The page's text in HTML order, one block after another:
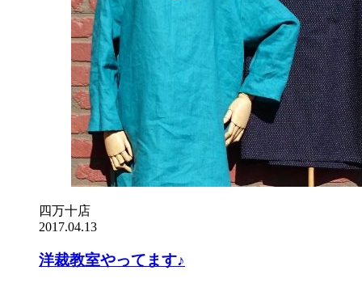
四万十店
2017.04.13
洋裁教室やってます♪